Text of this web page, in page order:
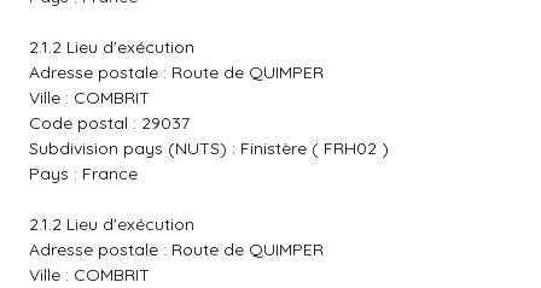
2.1.2 Lieu d'exécution
Adresse postale : Route de QUIMPER
Ville : COMBRIT
Code postal : 29037
Subdivision pays (NUTS) : Finistère ( FRH02 )
Pays : France
2.1.2 Lieu d'exécution
Adresse postale : Route de QUIMPER
Ville : COMBRIT